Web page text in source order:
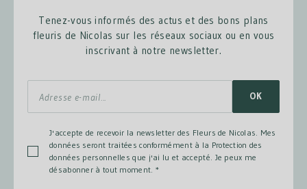
Tenez-vous informés des actus et des bons plans
fleuris de Nicolas sur les réseaux sociaux ou en vous
inscrivant à notre newsletter.
OK
J'accepte de recevoir la newsletter des Fleurs de Nicolas. Mes
données seront traitées conformément à la Protection des
données personnelles que j'ai lu et accepté. Je peux me
désabonner à tout moment. *